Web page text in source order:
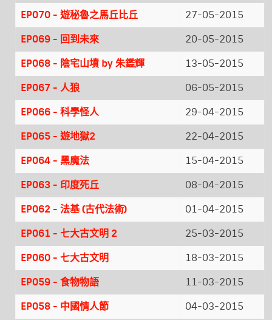
EP070 - 遊秘魯之馬丘比丘
27-05-2015
EP069 - 回到未來
20-05-2015
EP068 - 陰宅山墳 by 朱鑑輝
13-05-2015
EP067 - 人狼
06-05-2015
EP066 - 科學怪人
29-04-2015
EP065 - 遊地獄2
22-04-2015
EP064 - 黑魔法
15-04-2015
EP063 - 印度死丘
08-04-2015
EP062 - 法基 (古代法術)
01-04-2015
EP061 - 七大古文明 2
25-03-2015
EP060 - 七大古文明
18-03-2015
EP059 - 食物物語
11-03-2015
EP058 - 中國情人節
04-03-2015